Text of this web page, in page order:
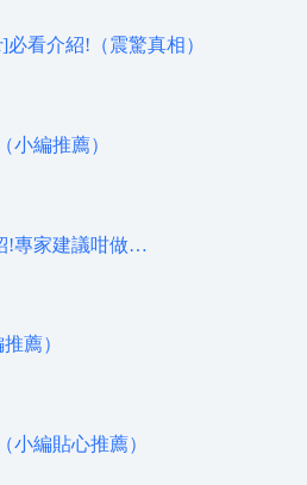
看介紹!（震驚真相）
小編推薦）
!專家建議咁做…
薦）
小編貼心推薦）